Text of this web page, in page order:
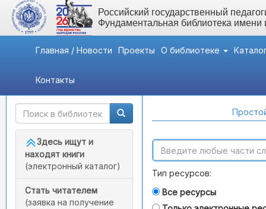
Российский государственный
Фундаментальная библиотека
Главная / Новости Проекты О библиотеке
Контакты
Быстрый доступ
Здесь ищут и
находят книги
(электронный каталог)
Стать читателем
(заявка на получение
Тип ресурсов:
Все ресурсы